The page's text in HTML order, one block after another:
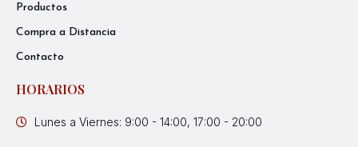
Productos
Compra a Distancia
Contacto
HORARIOS
Lunes a Viernes: 9:00 - 14:00, 17:00 - 20:00